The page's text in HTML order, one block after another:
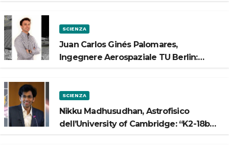
SCIENZA
Juan Carlos Ginés Palomares,
Ingegnere Aerospaziale TU Berlin:
SCIENZA
Nikku Madhusudhan, Astrofisico
dell’University of Cambridge: “K2-18b